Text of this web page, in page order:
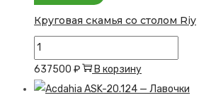
Круговая скамья со столом Riy
Количество
товара
Круговая
637500 ₽ В корзину